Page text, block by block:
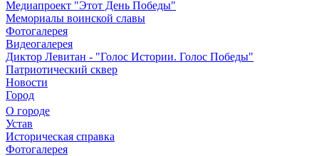
Медиапроект "Этот День Победы"
Мемориалы воинской славы
Фотогалерея
Видеогалерея
Диктор Левитан - "Голос Истории. Голос Победы"
Патриотический сквер
Новости
Город
О городе
Устав
Историческая справка
Фотогалерея